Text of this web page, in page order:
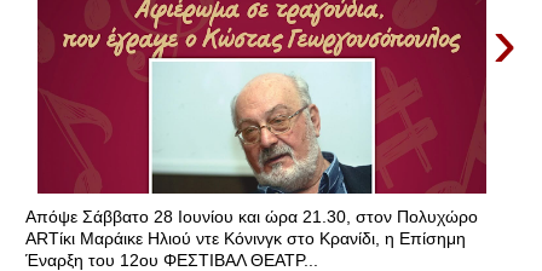
›
Απόψε Σάββατο 28 Ιουνίου και ώρα 21.30, στον Πολυχώρο
ARTίκι Μαράικε Ηλιού ντε Κόνινγκ στο Κρανίδι, η Επίσημη
Έναρξη του 12oυ ΦΕΣΤΙΒΑΛ ΘEATΡ...